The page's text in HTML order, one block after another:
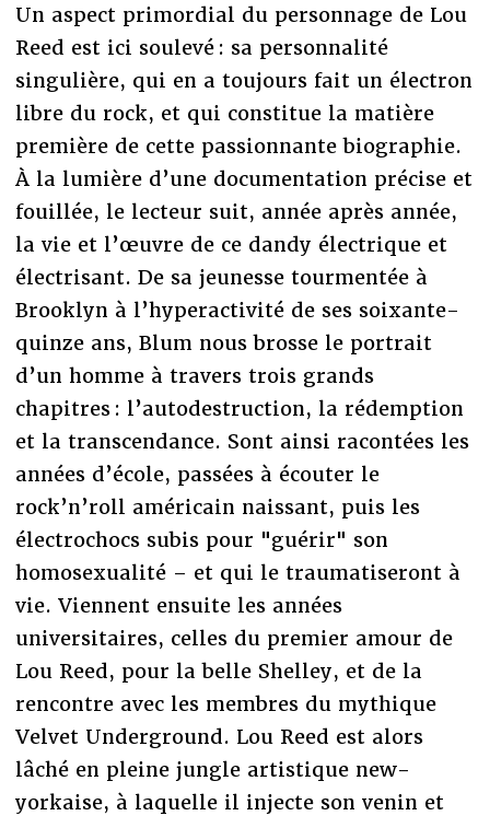
Un aspect primordial du personnage de Lou
Reed est ici soulevé : sa personnalité
singulière, qui en a toujours fait un électron
libre du rock, et qui constitue la matière
première de cette passionnante biographie.
À la lumière d’une documentation précise et
fouillée, le lecteur suit, année après année,
la vie et l’œuvre de ce dandy électrique et
électrisant. De sa jeunesse tourmentée à
Brooklyn à l’hyperactivité de ses soixante-
quinze ans, Blum nous brosse le portrait
d’un homme à travers trois grands
chapitres : l’autodestruction, la rédemption
et la transcendance. Sont ainsi racontées les
années d’école, passées à écouter le
rock’n’roll américain naissant, puis les
électrochocs subis pour "guérir" son
homosexualité – et qui le traumatiseront à
vie. Viennent ensuite les années
universitaires, celles du premier amour de
Lou Reed, pour la belle Shelley, et de la
rencontre avec les membres du mythique
Velvet Underground. Lou Reed est alors
lâché en pleine jungle artistique new-
yorkaise, à laquelle il injecte son venin et